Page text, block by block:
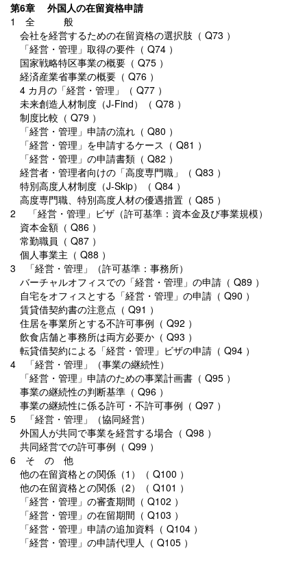
第6章 外国人の在留資格申請
1 全 般
会社を経営するための在留資格の選択肢（ Q73 ）
「経営・管理」取得の要件（ Q74 ）
国家戦略特区事業の概要（ Q75 ）
経済産業省事業の概要（ Q76 ）
4 カ月の「経営・管理」（ Q77 ）
未来創造人材制度（J-Find）（ Q78 ）
制度比較（ Q79 ）
「経営・管理」申請の流れ（ Q80 ）
「経営・管理」を申請するケース（ Q81 ）
「経営・管理」の申請書類（ Q82 ）
経営者・管理者向けの「高度専門職」（ Q83 ）
特別高度人材制度（J-Skip）（ Q84 ）
高度専門職、特別高度人材の優遇措置（ Q85 ）
2 「経営・管理」ビザ（許可基準：資本金及び事業規模）
資本金額（ Q86 ）
常勤職員（ Q87 ）
個人事業主（ Q88 ）
3 「経営・管理」（許可基準：事務所）
バーチャルオフィスでの「経営・管理」の申請（ Q89 ）
自宅をオフィスとする「経営・管理」の申請（ Q90 ）
賃貸借契約書の注意点（ Q91 ）
住居を事業所とする不許可事例（ Q92 ）
飲食店舗と事務所は両方必要か（ Q93 ）
転貸借契約による「経営・管理」ビザの申請（ Q94 ）
4 「経営・管理」（事業の継続性）
「経営・管理」申請のための事業計画書（ Q95 ）
事業の継続性の判断基準（ Q96 ）
事業の継続性に係る許可・不許可事例（ Q97 ）
5 「経営・管理」（協同経営）
外国人が共同で事業を経営する場合（ Q98 ）
共同経営での許可事例（ Q99 ）
6 そ の 他
他の在留資格との関係（1）（ Q100 ）
他の在留資格との関係（2）（ Q101 ）
「経営・管理」の審査期間（ Q102 ）
「経営・管理」の在留期間（ Q103 ）
「経営・管理」申請の追加資料（ Q104 ）
「経営・管理」の申請代理人（ Q105 ）